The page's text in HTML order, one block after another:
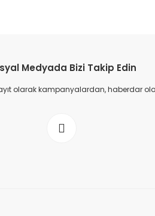
Medyada Bizi Takip Edin
olarak kampanyalardan, haberdar